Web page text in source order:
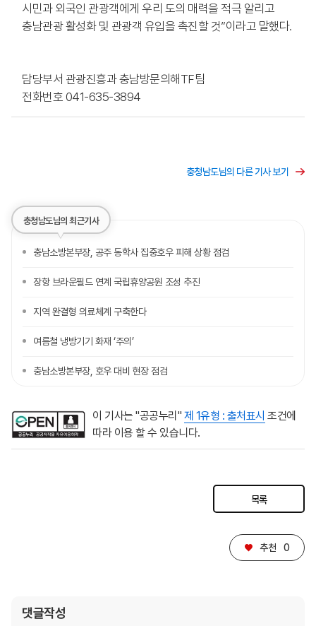
시민과 외국인 관광객에게 우리 도의 매력을 적극 알리고
충남관광 활성화 및 관광객 유입을 촉진할 것”이라고 말했다.
담당부서 관광진흥과 충남방문의해TF팀
전화번호 041-635-3894
충청남도님의 다른 기사 보기
충청남도님의 최근기사
충남소방본부장, 공주 동학사 집중호우 피해 상황 점검
장항 브라운필드 연계 국립휴양공원 조성 추진
지역 완결형 의료체계 구축한다
여름철 냉방기기 화재 ‘주의’
충남소방본부장, 호우 대비 현장 점검
이 기사는 "공공누리" 제 1유형 : 출처표시 조건에
따라 이용 할 수 있습니다.
목록
♥ 추천 0
댓글작성